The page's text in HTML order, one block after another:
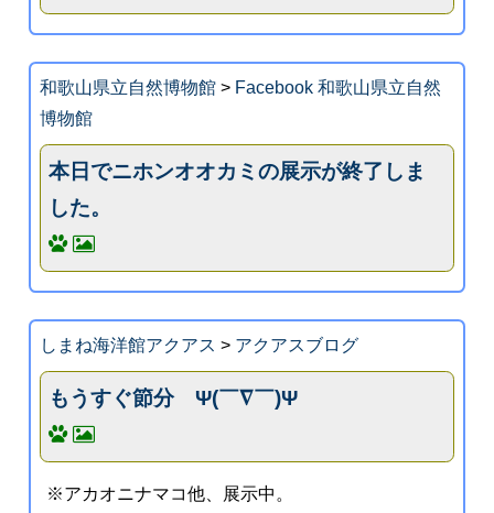
和歌山県立自然博物館> Facebook 和歌山県立自然
博物館
本日でニホンオオカミの展示が終了しま
した。
しまね海洋館アクアス > アクアスブログ
もうすぐ節分 Ψ(￣∇￣)Ψ
※アカオニナマコ他、展示中。